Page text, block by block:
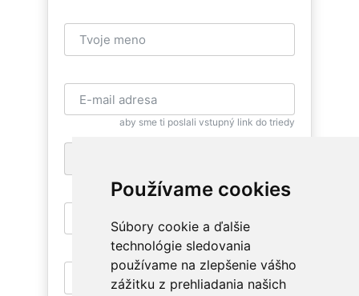
Používame cookies
Súbory cookie a ďalšie
technológie sledovania
používame na zlepšenie vášho
zážitku z prehliadania našich
aby sme ti poslali vstupný link do triedy
pre zaslanie bezplatnej SMS pripomienky
aby si sa mohla znovu vrátiť